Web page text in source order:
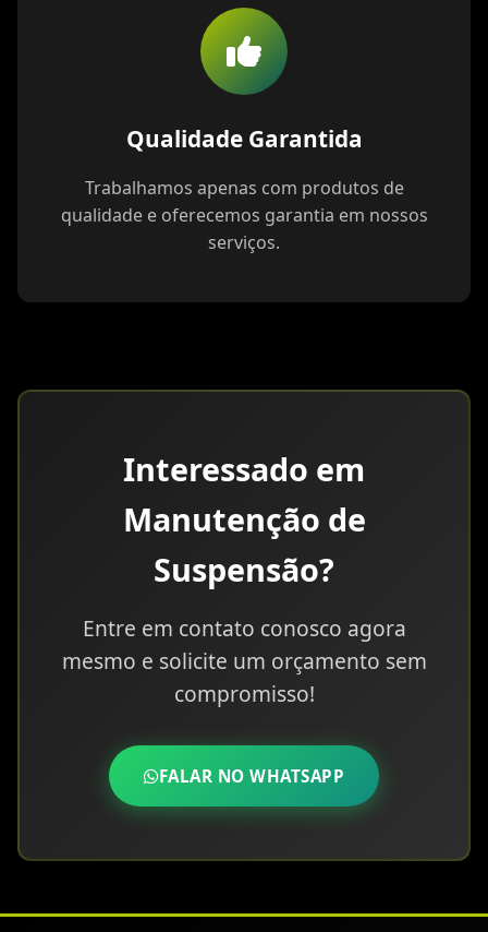
Qualidade Garantida
Trabalhamos apenas com produtos de
qualidade e oferecemos garantia em nossos
serviços.
Interessado em
Manutenção de
Suspensão?
Entre em contato conosco agora
mesmo e solicite um orçamento sem
compromisso!
FALAR NO WHATSAPP